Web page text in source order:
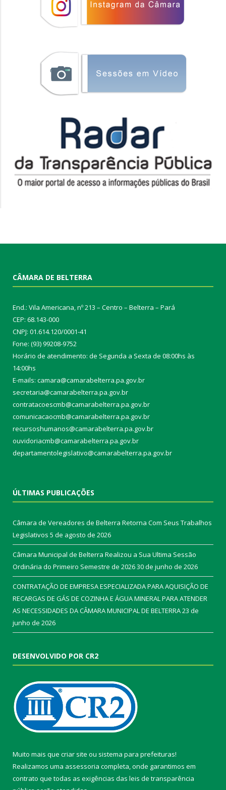
CÂMARA DE BELTERRA
End.: Vila Americana, nº 213 – Centro – Belterra – Pará
CEP: 68.143-000
CNPJ: 01.614.120/0001-41
Fone: (93) 99208-9752
Horário de atendimento: de Segunda a Sexta de 08:00hs às
14:00hs
E-mails: camara@camarabelterra.pa.gov.br
secretaria@camarabelterra.pa.gov.br
contratacoescmb@camarabelterra.pa.gov.br
comunicacaocmb@camarabelterra.pa.gov.br
recursoshumanos@camarabelterra.pa.gov.br
ouvidoriacmb@camarabelterra.pa.gov.br
departamentolegislativo@camarabelterra.pa.gov.br
ÚLTIMAS PUBLICAÇÕES
Câmara de Vereadores de Belterra Retorna Com Seus Trabalhos
Legislativos 5 de agosto de 2026
Câmara Municipal de Belterra Realizou a Sua Ultima Sessão
Ordinária do Primeiro Semestre de 202630 de junho de 2026
CONTRATAÇÃO DE EMPRESA ESPECIALIZADA PARA AQUISIÇÃO DE
RECARGAS DE GÁS DE COZINHA E ÁGUA MINERAL PARA ATENDER
AS NECESSIDADES DA CÂMARA MUNICIPAL DE BELTERRA23 de
junho de 2026
DESENVOLVIDO POR CR2
Muito mais que criar site ou sistema para prefeituras!
Realizamos uma assessoria completa, onde garantimos em
contrato que todas as exigências das leis de transparência